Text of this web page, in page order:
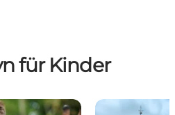
für Kinder
Schloss